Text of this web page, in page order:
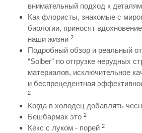
внимательный подход к деталям
Как флористы, знакомые с
биологии, приносят
наши жизни 2
Подробный обзор и реальный
“Solber” по отгрузке нерудных
материалов, исключительное
и беспрецедентная
2
Когда в холодец добавлять
Бешбармак это 2
Кекс с луком - порей 2